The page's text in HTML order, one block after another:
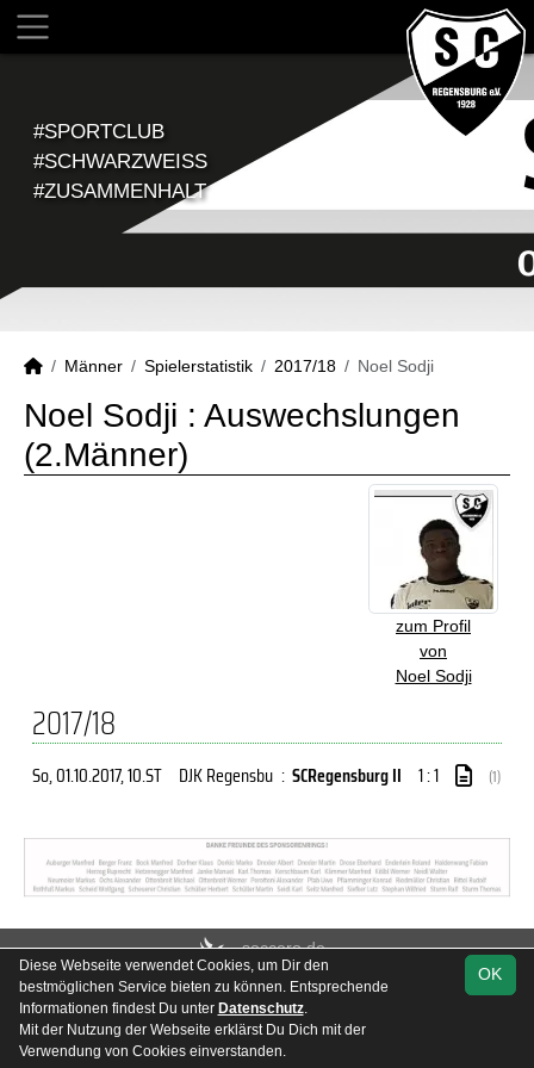
#SPORTCLUB
#SCHWARZWEISS
#ZUSAMMENHALT
Männer Spielerstatistik 2017/18 Noel Sodji
Noel Sodji : Auswechslungen
(2.Männer)
zum Profil
von
Noel Sodji
2017/18
So, 01.10.2017, 10.ST DJK Regensbu : SCRegensburg II 1 : 1 (1)
soccero.de
© 2006 - 2026
Besucherstatistik Kontakt Impressum
Datenschutz
OK
Diese Webseite verwendet Cookies, um Dir den
bestmöglichen Service bieten zu können. Entsprechende
Informationen findest Du unter Datenschutz.
Mit der Nutzung der Webseite erklärst Du Dich mit der
Verwendung von Cookies einverstanden.